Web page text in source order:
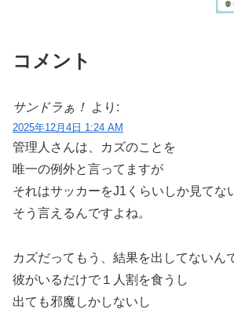
コメント
サンドラぁ！ より:
2025年12月4日 1:24 AM
管理人さんは、カズのことを
唯一の例外と言ってますが
それはサッカーをJ1くらいしか見てな
そう言えるんですよね。
カズだってもう、結果を出してないん
彼がいるだけで１人割を食うし
出ても邪魔しかしないし